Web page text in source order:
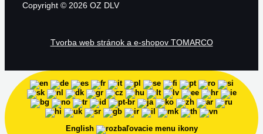
Copyright © 2026 OZ DLV
Tvorba web stránok a e-shopov TOMARCO
English